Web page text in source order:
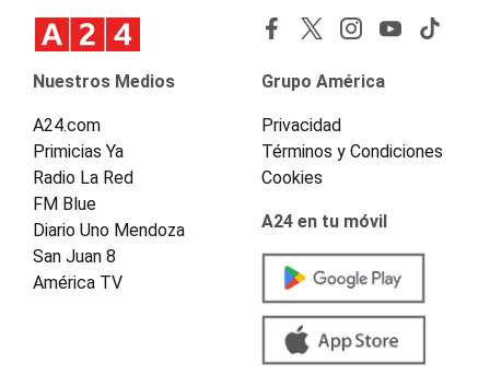
Nuestros Medios
A24.com
Primicias Ya
Radio La Red
FM Blue
Diario Uno Mendoza
San Juan 8
América TV
Grupo América
Privacidad
Términos y Condiciones
Cookies
A24 en tu móvil